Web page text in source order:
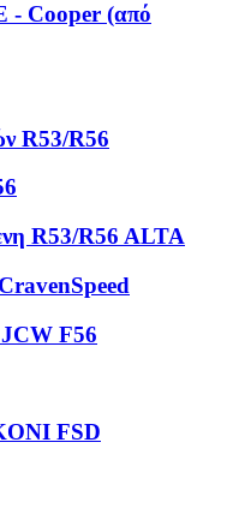
- Cooper (από
R53/R56
R53/R56 ALTA
JCW F56
FSD